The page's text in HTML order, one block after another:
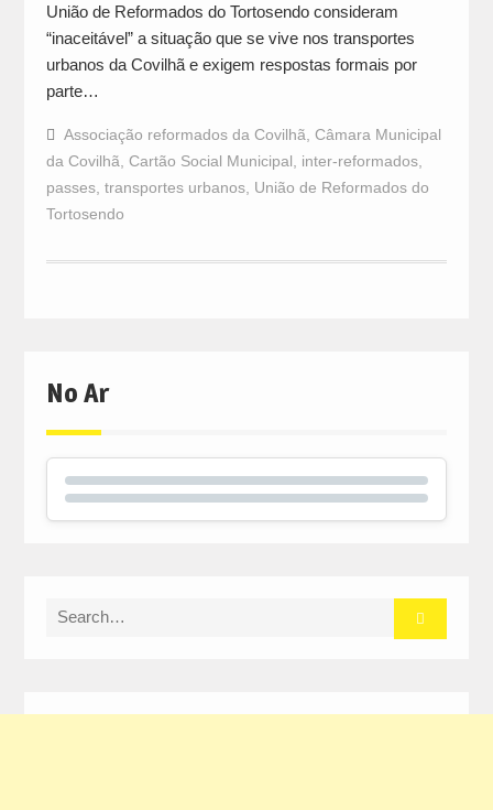
União de Reformados do Tortosendo consideram
“inaceitável” a situação que se vive nos transportes
urbanos da Covilhã e exigem respostas formais por
parte…
Associação reformados da Covilhã Câmara Municipal
da Covilhã Cartão Social Municipal inter-reformados,
passes, transportes urbanos, União de Reformados do
Tortosendo
No Ar
Search